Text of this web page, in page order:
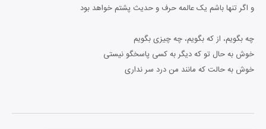
و اگر تنها باشم یک عالمه حرف و حدیث پشتم خواهد بود
چه بگویم، از که بگویم، چه چیزی بگویم
خوش به حال تو که دیگر به کسی پاسخگو نیستی
خوش به حالت که مانند من درد سر نداری